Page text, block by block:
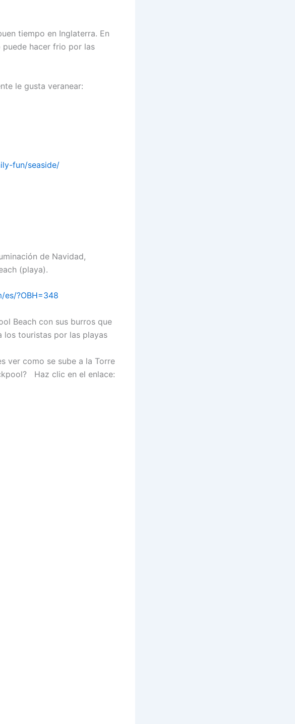
tiempo en Inglaterra. En
hacer frio por las
le gusta veranear:
fun/seaside/
de Navidad,
(playa).
?OBH=348
Beach con sus burros que
los touristas por las playas
ver como se sube a la Torre
Haz clic en el enlace: